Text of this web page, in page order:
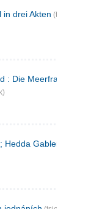
in drei Akten (tysk)
: Die Meerfrau ; Hedda
Hedda Gabler ;